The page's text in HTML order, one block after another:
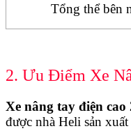
Tổng thể bên
2. Ưu Điểm Xe
Xe nâng tay điện cao
được nhà Heli sản